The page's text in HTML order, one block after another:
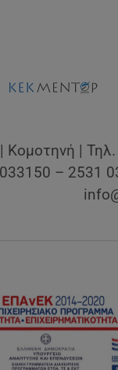
| Τηλ.
033150 – 2531